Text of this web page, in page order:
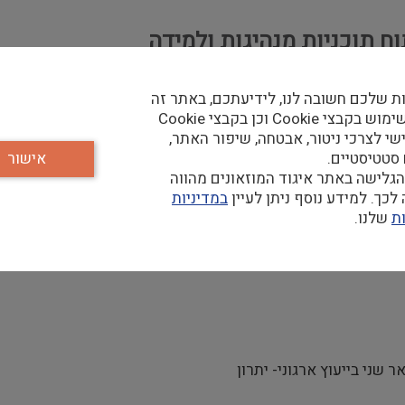
מנהיגות ולמידה
משאבי האנוש, הלמידה והפיתוח הארגוני
והדרכה של עובדי הספריה, כולל שתו״פ עם מוסדות
בייעוץ ארגוני- יתרון
שלכם חשובה לנו, לידיעתכם, באתר זה
נעשה שימוש בקבצי Cookie וכן בקבצי Cookie
לצרכי ניטור, אבטחה, שיפור האתר,
סטטיסטיים.
באתר איגוד המוזאונים מהווה
למידע נוסף ניתן לעייןבמדיניות
שלנו.
אישור